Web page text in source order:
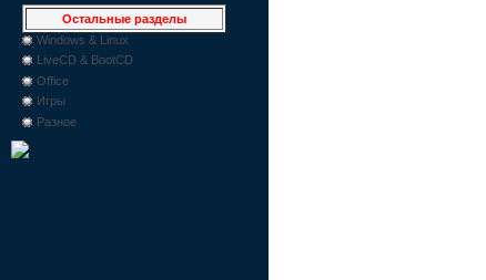
Остальные разделы
Windows & Linux
LiveCD & BootCD
Office
Игры
Разное